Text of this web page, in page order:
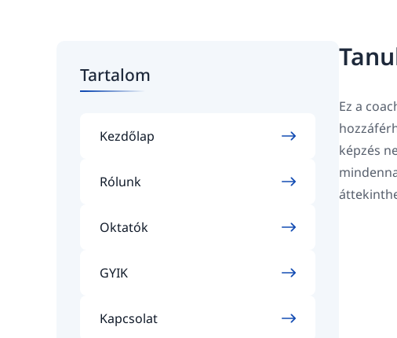
Tartalom
Kezdőlap
Rólunk
Oktatók
GYIK
Kapcsolat
Ez a
képzés